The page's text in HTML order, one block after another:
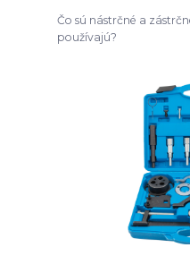
Čo sú nástrčné a
používajú?